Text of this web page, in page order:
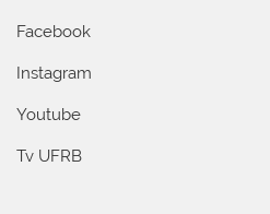
Facebook
Instagram
Youtube
Tv UFRB